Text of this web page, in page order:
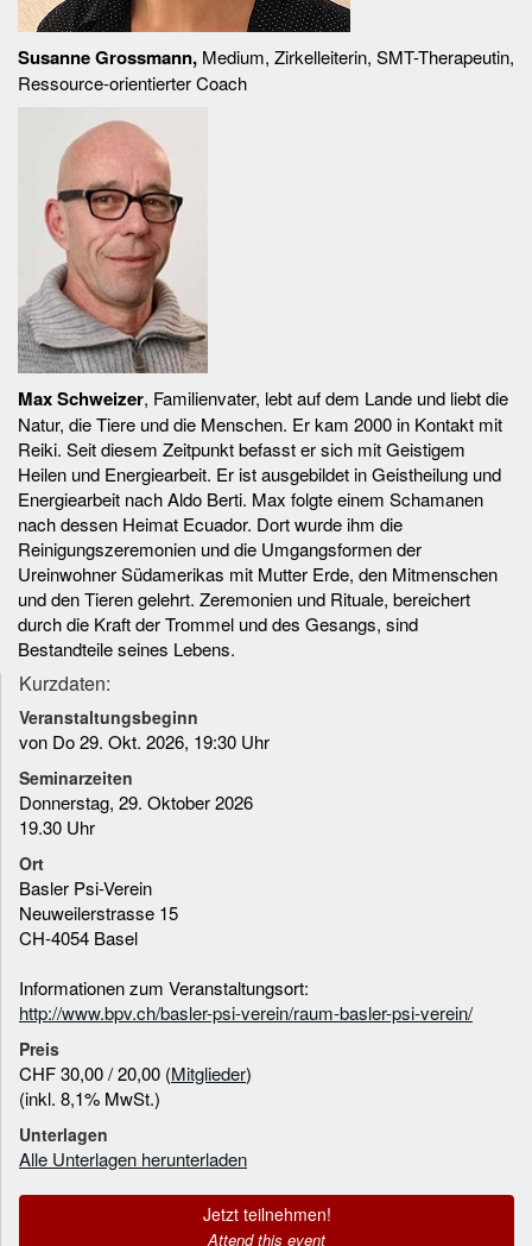
Susanne Grossmann, Medium, Zirkelleiterin, SMT-Therapeutin,
Ressource-orientierter Coach
Max Schweizer, Familienvater, lebt auf dem Lande und liebt die
Natur, die Tiere und die Menschen. Er kam 2000 in Kontakt mit
Reiki. Seit diesem Zeitpunkt befasst er sich mit Geistigem
Heilen und Energiearbeit. Er ist ausgebildet in Geistheilung und
Energiearbeit nach Aldo Berti. Max folgte einem Schamanen
nach dessen Heimat Ecuador. Dort wurde ihm die
Reinigungszeremonien und die Umgangsformen der
Ureinwohner Südamerikas mit Mutter Erde, den Mitmenschen
und den Tieren gelehrt. Zeremonien und Rituale, bereichert
durch die Kraft der Trommel und des Gesangs, sind
Bestandteile seines Lebens.
Kurzdaten:
Veranstaltungsbeginn
von Do 29. Okt. 2026, 19:30 Uhr
Seminarzeiten
Donnerstag, 29. Oktober 2026
19.30 Uhr
Ort
Basler Psi-Verein
Neuweilerstrasse 15
CH-4054 Basel
Informationen zum Veranstaltungsort:
http://www.bpv.ch/basler-psi-verein/raum-basler-psi-verein/
Preis
CHF 30,00 / 20,00 (Mitglieder)
(inkl. 8,1% MwSt.)
Unterlagen
Alle Unterlagen herunterladen
Jetzt teilnehmen!
Attend this event